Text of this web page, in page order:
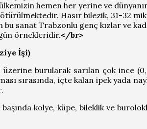
hemen her yerine ve
Hasır bilezik, 31-32
bu sanat Trabzonlu genç kızlar ve
örnekleridir.</br>
İşi)
burularak sarılan çok ince
sırasında, içte kalan ipek yada
kolye, küpe, bileklik ve